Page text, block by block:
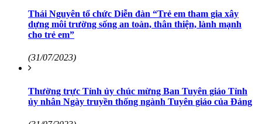
Thái Nguyên tổ chức Diễn đàn “Trẻ em tham gia xây
dựng môi trường sống an toàn, thân thiện, lành mạnh
cho trẻ em”
(31/07/2023)
Thường trực Tỉnh ủy chúc mừng Ban Tuyên giáo Tỉnh
ủy nhân Ngày truyền thống ngành Tuyên giáo của Đảng